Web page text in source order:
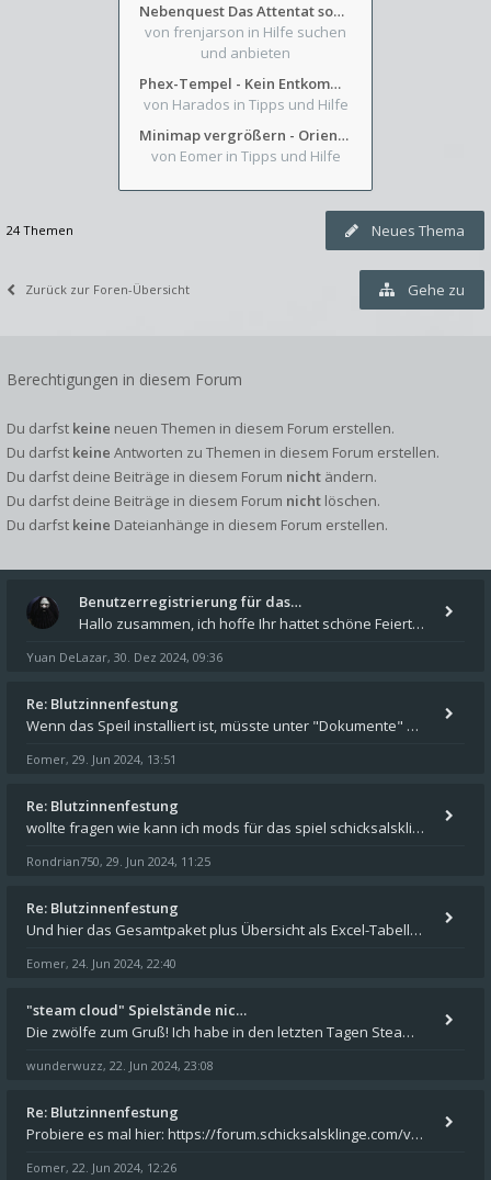
Nebenquest Das Attentat sowie Beilunker Reiter und zwei kleine Ausrüstungsfragen
von frenjarson in Hilfe suchen
und anbieten
Phex-Tempel - Kein Entkommen aus Weinkeller/Bibliothek Trakt
von Harados in Tipps und Hilfe
Minimap vergrößern - Orientierung in Blutzinnen
von Eomer in Tipps und Hilfe
Neues Thema
24 Themen
Zurück zur Foren-Übersicht Gehe zu
Berechtigungen in diesem Forum
Du darfst keine neuen Themen in diesem Forum erstellen.
Du darfst keine Antworten zu Themen in diesem Forum erstellen.
Du darfst deine Beiträge in diesem Forum nicht ändern.
Du darfst deine Beiträge in diesem Forum nicht löschen.
Du darfst keine Dateianhänge in diesem Forum erstellen.
Benutzerregistrierung für das…
Hallo zusammen, ich hoffe Ihr hattet schöne Feiertage und kommt auch gut ins neue Jahr. Ich schreibe hier kurz zur Infor
Yuan DeLazar, 30. Dez 2024, 09:36
Re: Blutzinnenfestung
Wenn das Speil installiert ist, müsste unter "Dokumente" auf Deinem Rechner ein Verzeichnis "blade of destiny" sein. Dar
Eomer, 29. Jun 2024, 13:51
Re: Blutzinnenfestung
wollte fragen wie kann ich mods für das spiel schicksalsklinge in das spieleverzeichnis kopieren und in welches
Rondrian750, 29. Jun 2024, 11:25
Re: Blutzinnenfestung
Und hier das Gesamtpaket plus Übersicht als Excel-Tabelle: https://forum.schicksalsklinge.com/viewtopic.php?f=239&t=156
Eomer, 24. Jun 2024, 22:40
"steam cloud" Spielstände nic…
Die zwölfe zum Gruß! Ich habe in den letzten Tagen Steam auf meinem Desktop PC mit Windows 11 installiert und über Steam
wunderwuzz, 22. Jun 2024, 23:08
Re: Blutzinnenfestung
Probiere es mal hier: https://forum.schicksalsklinge.com/viewtopic.php?f=239&t=15661
Eomer, 22. Jun 2024, 12:26